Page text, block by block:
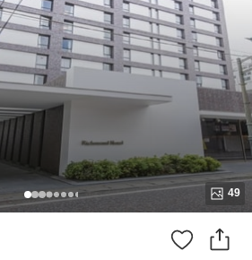
49